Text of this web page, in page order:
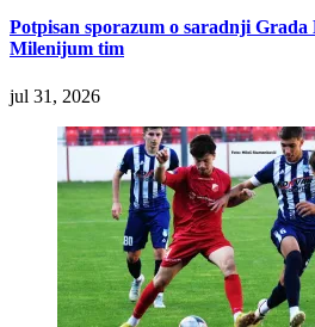
Potpisan sporazum o saradnji
Milenijum tim
jul 31, 2026